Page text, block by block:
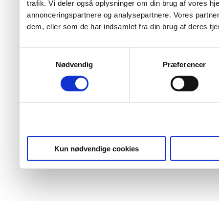
trafik. Vi deler også oplysninger om din brug af vores
annonceringspartnere og analysepartnere. Vores
dem, eller som de har indsamlet fra din brug af deres
Nødvendig
Præferencer
Kun nødvendige cookies